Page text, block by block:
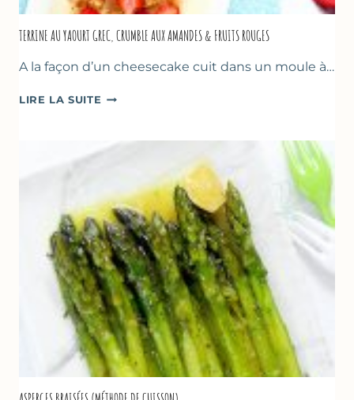
TERRINE AU YAOURT GREC, CRUMBLE AUX AMANDES & FRUITS ROUGES
A la façon d’un cheesecake cuit dans un moule à…
LIRE LA SUITE TERRINE
GREC,
AMANDES
&
FRUITS
ROUGES